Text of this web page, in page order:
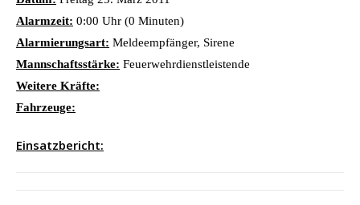
Alarmzeit: 0:00 Uhr (0 Minuten)
Alarmierungsart: Meldeempfänger, Sirene
Mannschaftsstärke: Feuerwehrdienstleistende
Weitere Kräfte:
Fahrzeuge:
Einsatzbericht: